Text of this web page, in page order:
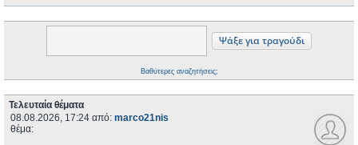
Βαθύτερες αναζητήσεις;
Τελευταία θέματα
08.08.2026, 17:24 από: marco21nis
θέμα: